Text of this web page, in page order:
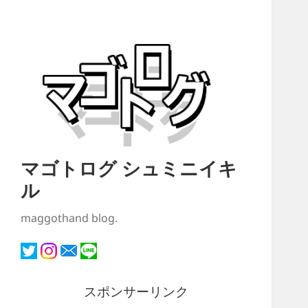
マゴトログ シュミニイキ
ル
maggothand blog.
スポンサーリンク